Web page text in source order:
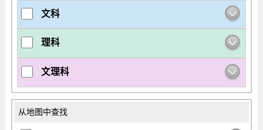
文科
理科
文理科
从地图中查找